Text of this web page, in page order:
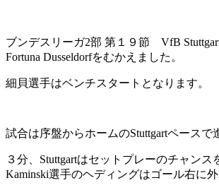
ブンデスリーガ2部 第１９節 VfB
Fortuna Dusseldorfをむかえました。
細貝選手はベンチスタートとなります。
試合は序盤からホームのStuttgartペースで
３分、Stuttgartはセットプレーのチャンス
Kaminski選手のヘディングはゴール右に外